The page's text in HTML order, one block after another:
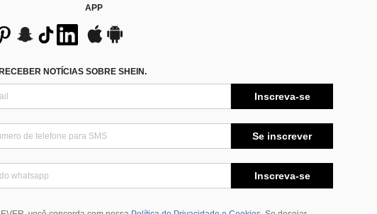
APP
NOTÍCIAS SOBRE SHEIN.
Inscreva-se
Se inscrever
Inscreva-se